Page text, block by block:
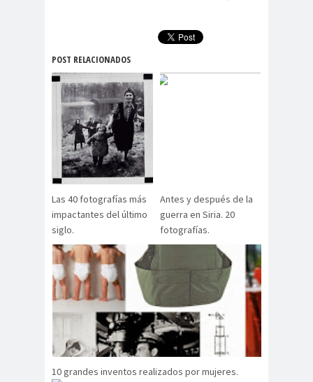
POST RELACIONADOS
Las 40 fotografías más
impactantes del último
siglo.
Antes y después de la
guerra en Siria. 20
fotografías.
10 grandes inventos realizados por mujeres.